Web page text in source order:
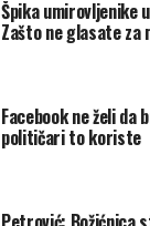
Špika umirovljenike
Zašto ne glasate za
Facebook ne želi da
političari to koriste